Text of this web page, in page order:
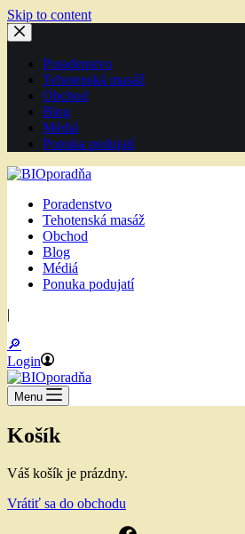
Skip to content
Poradenstvo
Tehotenská masáž
Obchod
Blog
Médiá
Ponuka podujatí
Poradenstvo
Tehotenská masáž
Obchod
Blog
Médiá
Ponuka podujatí
|
🔎
Login
Menu
Košík
Váš košík je prázdny.
Vrátiť sa do obchodu